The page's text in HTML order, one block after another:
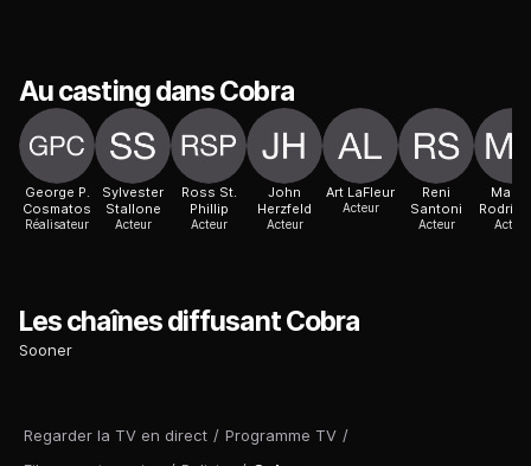
Regarder la TV en direct / Programme TV /
Au casting dans Cobra
George P.
Cosmatos
Réalisateur
Sylvester
Stallone
Acteur
Ross St.
Phillip
Acteur
John
Herzfeld
Acteur
Art LaFleur
Acteur
Reni
Santoni
Acteur Acteur
Les chaînes diffusant Cobra
Sooner